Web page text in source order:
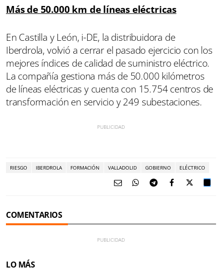
Más de 50.000 km de líneas eléctricas
En Castilla y León, i-DE, la distribuidora de
Iberdrola, volvió a cerrar el pasado ejercicio con los
mejores índices de calidad de suministro eléctrico.
La compañía gestiona más de 50.000 kilómetros
de líneas eléctricas y cuenta con 15.754 centros de
transformación en servicio y 249 subestaciones.
RIESGO IBERDROLA FORMACIÓN VALLADOLID GOBIERNO ELÉCTRICO
COMENTARIOS
LO MÁS